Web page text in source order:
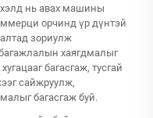
нь авах машины
орчинд үр дүнтэй
зориулж
хаягдмалыг
багасгаж, тусгай
сайжруулж,
багасгаж буй.